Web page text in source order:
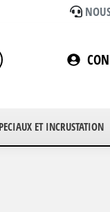
ET INCRUSTATION